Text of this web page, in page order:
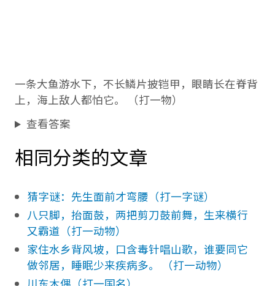
一条大鱼游水下，不长鳞片披铠甲，眼睛长在脊背
上，海上敌人都怕它。 （打一物）
查看答案
相同分类的文章
猜字谜：先生面前才弯腰（打一字谜）
八只脚，抬面鼓，两把剪刀鼓前舞，生来横行
又霸道（打一动物）
家住水乡背风坡，口含毒针唱山歌，谁要同它
做邻居，睡眠少来疾病多。 （打一动物）